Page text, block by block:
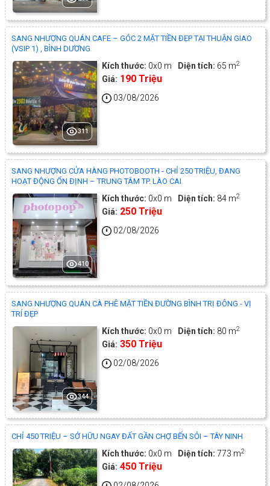
SANG NHƯỢNG QUÁN CAFE – GÓC 2 MẶT TIỀN ĐẸP TẠI THUẬN GIAO
(VSIP 1) , BÌNH DƯƠNG
311
Kích thước: 0x0 m Diện tích: 65 m2
Giá: 190 Triệu
03/08/2026
SANG NHƯỢNG CỬA HÀNG PHOTOBOOTH - CHỈ 250 TRIỆU, ĐANG
HOẠT ĐỘNG ỔN ĐỊNH – TRUNG TÂM TP. LÀO CAI
410
Kích thước: 0x0 m Diện tích: 84 m2
Giá: 250 Triệu
02/08/2026
SANG NHƯỢNG QUÁN CÀ PHÊ MẶT TIỀN ĐƯỜNG BÌNH TRỊ ĐÔNG - VỊ
TRÍ ĐẸP
344
Kích thước: 0x0 m Diện tích: 80 m2
Giá: 350 Triệu
02/08/2026
CHỈ 450 TRIỆU – SỞ HỮU NGAY ĐẤT GẦN CHỢ BẾN SỎI – TÂY NINH
Kích thước: 0x0 m Diện tích: 773 m2
Giá: 450 Triệu